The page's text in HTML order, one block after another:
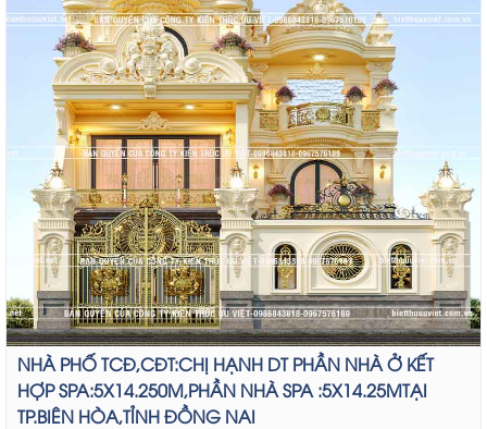
NHÀ PHỐ TCĐ,CĐT:CHỊ HẠNH DT PHẦN NHÀ Ở KẾT
HỢP SPA:5X14.250M,PHẦN NHÀ SPA :5X14.25MTẠI
TP.BIÊN HÒA,TỈNH ĐỒNG NAI